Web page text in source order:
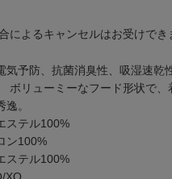
によるキャンセルはお受けでき
気予防、抗菌消臭性、吸湿速乾
ボリューミーなフード形状で
。
ステル100%
ン100%
ステル100%